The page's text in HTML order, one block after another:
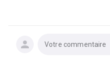
Votre commentaire